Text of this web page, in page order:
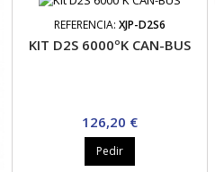
REFERENCIA: XJP-D2S6
KIT D2S 6000ºK CAN-BUS
Precio
126,20 €
Pedir